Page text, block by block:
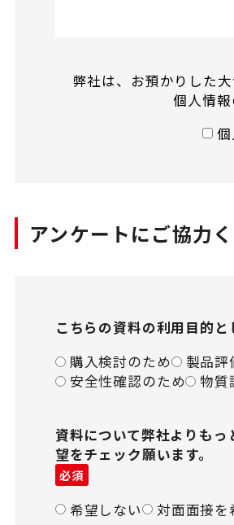
弊社は、お預かりした
個人情
アンケートにご協力
こちらの資料の利用目的
購入検討のため
製品
安全性確認のため
物質
資料について弊社よりも
望をチェック願います。
必須
希望しない 対面面接を